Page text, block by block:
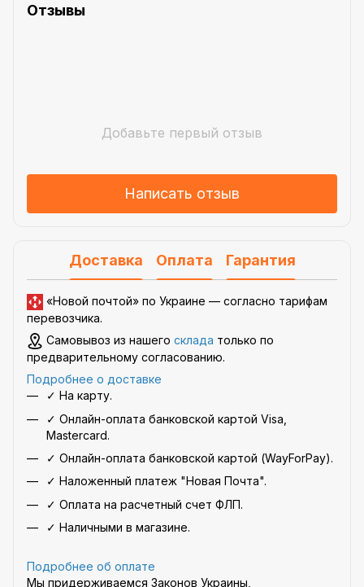
Отзывы
Добавьте первый отзыв
Написать отзыв
Доставка Оплата Гарантия
«Новой почтой» по Украине — согласно тарифам
перевозчика.
Самовывоз из нашего склада только по
предварительному согласованию.
Подробнее о доставке
✓ На карту.
✓ Онлайн-оплата банковской картой Visa,
Mastercard.
✓ Онлайн-оплата банковской картой (WayForPay).
✓ Наложенный платеж "Новая Почта".
✓ Оплата на расчетный счет ФЛП.
✓ Наличными в магазине.
Подробнее об оплате
Мы придерживаемся Законов Украины,